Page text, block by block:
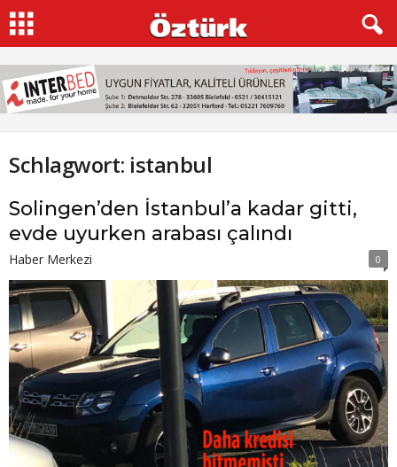
Schlagwort: istanbul
Solingen’den İstanbul’a kadar gitti,
evde uyurken arabası çalındı
Haber Merkezi 0